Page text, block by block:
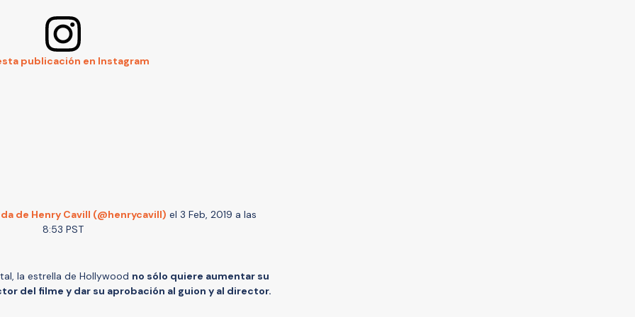
publicación en Instagram
de Henry Cavill (@henrycavill) el 3 Feb, 2019 a las
8:53 PST
la estrella de Hollywood no sólo quiere aumentar su
del filme y dar su aprobación al guion y al director.